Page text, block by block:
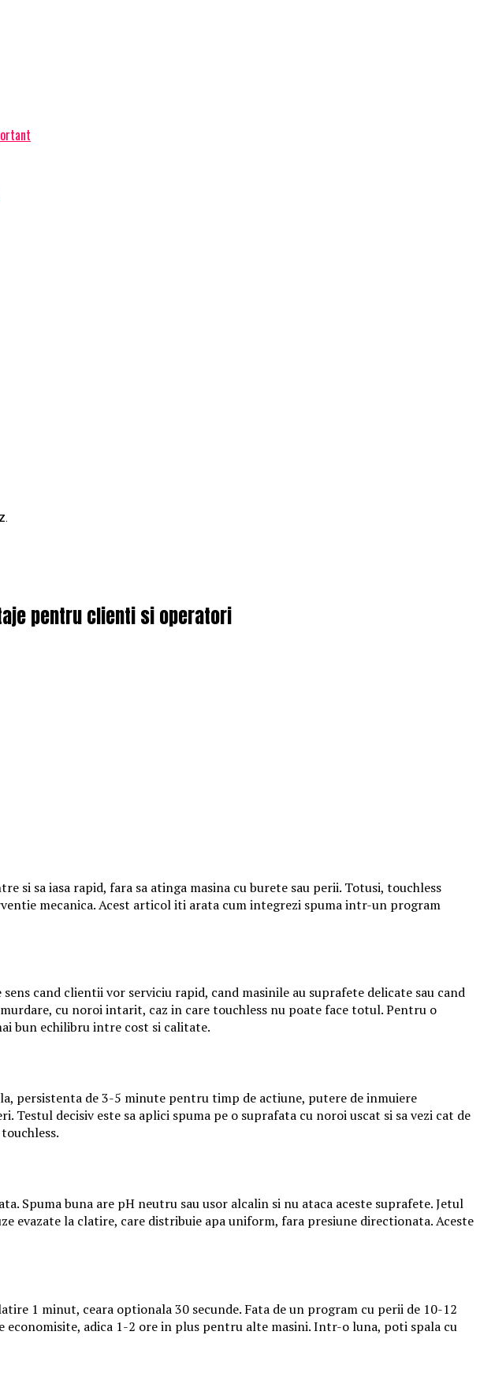
pentru clienti si operatori
sa iasa rapid, fara sa atinga masina cu burete sau perii. Totusi, touchless
mecanica. Acest articol iti arata cum integrezi spuma intr-un program
cand clientii vor serviciu rapid, cand masinile au suprafete delicate sau cand
cu noroi intarit, caz in care touchless nu poate face totul. Pentru o
bun echilibru intre cost si calitate.
persistenta de 3-5 minute pentru timp de actiune, putere de inmuiere
Testul decisiv este sa aplici spuma pe o suprafata cu noroi uscat si sa vezi cat de
Spuma buna are pH neutru sau usor alcalin si nu ataca aceste suprafete. Jetul
evazate la clatire, care distribuie apa uniform, fara presiune directionata. Aceste
1 minut, ceara optionala 30 secunde. Fata de un program cu perii de 10-12
economisite, adica 1-2 ore in plus pentru alte masini. Intr-o luna, poti spala cu